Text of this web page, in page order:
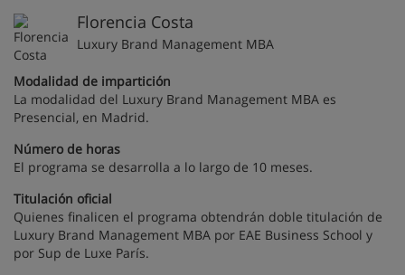
Florencia Costa
Luxury Brand Management MBA
Modalidad de impartición
La modalidad del Luxury Brand Management MBA es
Presencial, en Madrid.
Número de horas
El programa se desarrolla a lo largo de 10 meses.
Titulación oficial
Quienes finalicen el programa obtendrán doble titulación de
Luxury Brand Management MBA por EAE Business School y
por Sup de Luxe París.